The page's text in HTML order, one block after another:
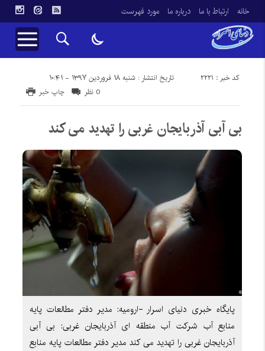
خانه ارتباط با ما درباره ما مورد فهرست
تاریخ انتشار : شنبه ۱۸ فروردین ۱۳۹۷ - ۱۰:۴۱ کد خبر : 2221
چاپ خبر 0 نظر
بی آبی آذربایجان غربی را تهدید می کند
پایگاه خبری دنیای اسرار -ارومیه: مدیر دفتر مطالعات پایه
منابع آب شرکت آب منطقه ای آذربایجان غربی: بی آبی
آذربایجان غربی را تهدید می کند مدیر دفتر مطالعات پایه منابع